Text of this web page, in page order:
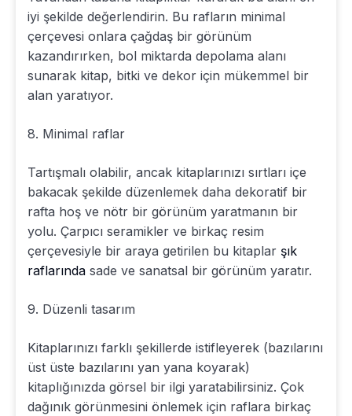
iyi şekilde değerlendirin. Bu rafların minimal
çerçevesi onlara çağdaş bir görünüm
kazandırırken, bol miktarda depolama alanı
sunarak kitap, bitki ve dekor için mükemmel bir
alan yaratıyor.
8. Minimal raflar
Tartışmalı olabilir, ancak kitaplarınızı sırtları içe
bakacak şekilde düzenlemek daha dekoratif bir
rafta hoş ve nötr bir görünüm yaratmanın bir
yolu. Çarpıcı seramikler ve birkaç resim
çerçevesiyle bir araya getirilen bu kitaplar şık
raflarında sade ve sanatsal bir görünüm yaratır.
9. Düzenli tasarım
Kitaplarınızı farklı şekillerde istifleyerek (bazılarını
üst üste bazılarını yan yana koyarak)
kitaplığınızda görsel bir ilgi yaratabilirsiniz. Çok
dağınık görünmesini önlemek için raflara birkaç